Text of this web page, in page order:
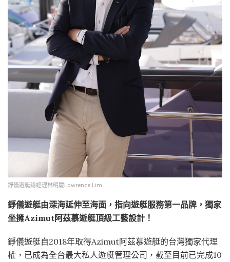
錚儀遊艇總經理林明慶Lawrence Lim
錚儀遊艇由深海延伸至海面，指向遊艇服務第一品牌，獨家
坐擁Azimut阿茲慕遊艇頂級工藝設計！
錚儀遊艇自2018年取得Azimut阿茲慕遊艇的台灣獨家代理
權，已成為全台最大私人遊艇管理公司，截至目前已完成10